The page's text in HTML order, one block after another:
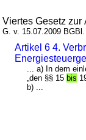
Viertes Gesetz zur
G. v. 15.07.2009
Artikel 6 4.
... a) In dem
„den §§ 15 bis
b) ...